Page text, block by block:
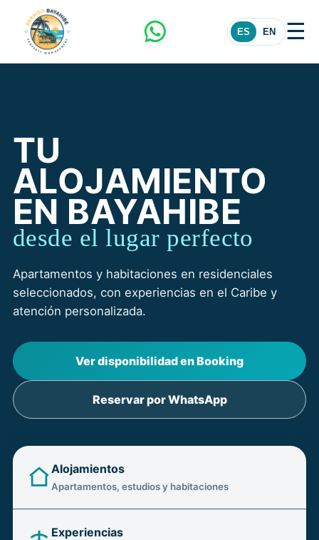
ES EN ☰
TU
ALOJAMIENTO
EN BAYAHIBE
desde el lugar perfecto
Apartamentos y habitaciones en residenciales
seleccionados, con experiencias en el Caribe y
atención personalizada.
Ver disponibilidad en Booking
Reservar por WhatsApp
Alojamientos
Apartamentos, estudios y habitaciones
Experiencias